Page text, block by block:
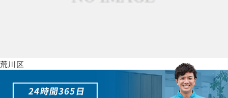
荒川区
24時間365日